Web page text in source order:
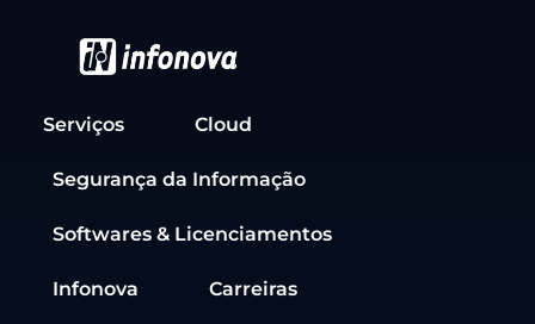
Serviços Cloud
Segurança da Informação
Softwares & Licenciamentos
Infonova Carreiras